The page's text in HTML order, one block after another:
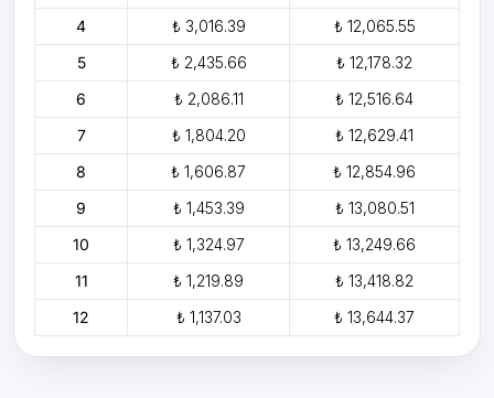
4
₺ 3,016.39
₺ 12,065.55
5
₺ 2,435.66
₺ 12,178.32
6
₺ 2,086.11
₺ 12,516.64
7
₺ 1,804.20
₺ 12,629.41
8
₺ 1,606.87
₺ 12,854.96
9
₺ 1,453.39
₺ 13,080.51
10
₺ 1,324.97
₺ 13,249.66
11
₺ 1,219.89
₺ 13,418.82
12
₺ 1,137.03 ₺ 13,644.37